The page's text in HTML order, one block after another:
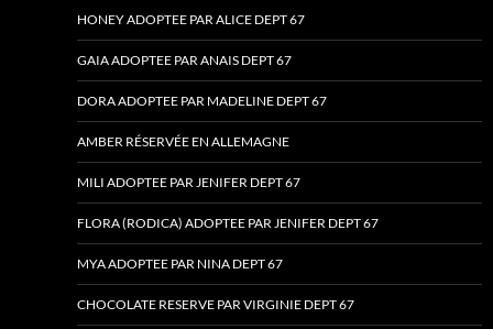
HONEY ADOPTEE PAR ALICE DEPT 67
GAIA ADOPTEE PAR ANAIS DEPT 67
DORA ADOPTEE PAR MADELINE DEPT 67
AMBER RÉSERVÉE EN ALLEMAGNE
MILI ADOPTEE PAR JENIFER DEPT 67
FLORA (RODICA) ADOPTEE PAR JENIFER DEPT 67
MYA ADOPTEE PAR NINA DEPT 67
CHOCOLATE RESERVE PAR VIRGINIE DEPT 67